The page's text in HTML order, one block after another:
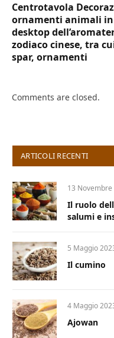
Centrotavola
ornamenti animali
desktop
zodiaco cinese, tra
spar, ornamenti
Comments are closed.
ARTICOLI RECENTI
13 Novembre
Il ruolo
salumi e
5 Maggio
Il cumino
4 Maggio
Ajowan